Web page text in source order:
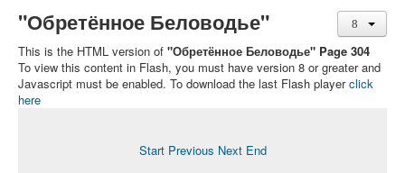
"Обретённое Беловодье"
This is the HTML version of "Обретённое Беловодье" Page 304
To view this content in Flash, you must have version 8 or greater and
Javascript must be enabled. To download the last Flash playerclick
here
Start Previous Next End